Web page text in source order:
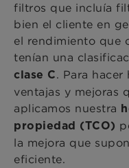
filtros que incluía
bien el cliente en
el rendimiento que
tenían una
clase C. Para
ventajas y mejoras
aplicamos nuestra
propiedad (TCO)
la mejora que
eficiente.